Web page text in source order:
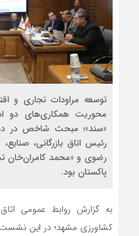
توسعه مراودات تجاری و
محوریت همکاری‌های دو
«سند»؛ مبحث شاخص در
رئیس اتاق بازرگانی،
رضوی و «محمد کامران‌خان
پاکستان بود.
به گزارش روابط عمومی
کشاورزی مشهد؛ در این نشست